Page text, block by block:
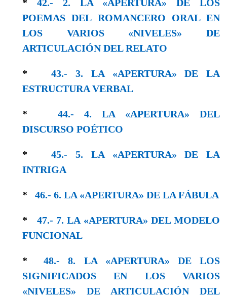
* 42.- 2. LA «APERTURA» DE LOS
POEMAS DEL ROMANCERO ORAL EN
LOS VARIOS «NIVELES» DE
ARTICULACIÓN DEL RELATO
*43.- 3. LA «APERTURA» DE LA
ESTRUCTURA VERBAL
* 44.- 4. LA «APERTURA» DEL
DISCURSO POÉTICO
*45.- 5. LA «APERTURA» DE LA
ΙΝTRIGΑ
* 46.- 6. LA «ΑPERTURA» DE LA FÁBULA
* 47.- 7. LA «APERTURA» DEL MODELO
FUNCIONAL
*48.- 8. LA «APERTURA» DE LOS
SIGNIFICADOS EN LOS VARIOS
«NIVELES» DE ARTICULACIÓN DEL